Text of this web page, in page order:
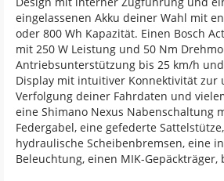
eingelassenen Akku deiner Wahl mit
oder 800 Wh Kapazität. Einen Bosch
mit 250 W Leistung und 50 Nm
Antriebsunterstützung bis 25 km/h
Display mit intuitiver Konnektivität zur
Verfolgung deiner Fahrdaten und
eine Shimano Nexus Nabenschaltung
Federgabel, eine gefederte
hydraulische Scheibenbremsen, eine
Beleuchtung, einen MIK-Gepäckträger,